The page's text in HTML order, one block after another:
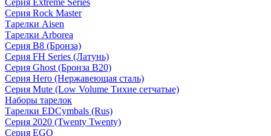
Серия Extreme Series
Серия Rock Master
Тарелки Aisen
Тарелки Arborea
Серия B8 (Бронза)
Серия FH Series (Латунь)
Серия Ghost (Бронза B20)
Серия Hero (Нержавеющая сталь)
Серия Mute (Low Volume Тихие сетчатые)
Наборы тарелок
Тарелки EDCymbals (Rus)
Серия 2020 (Twenty Twenty)
Серия EGO